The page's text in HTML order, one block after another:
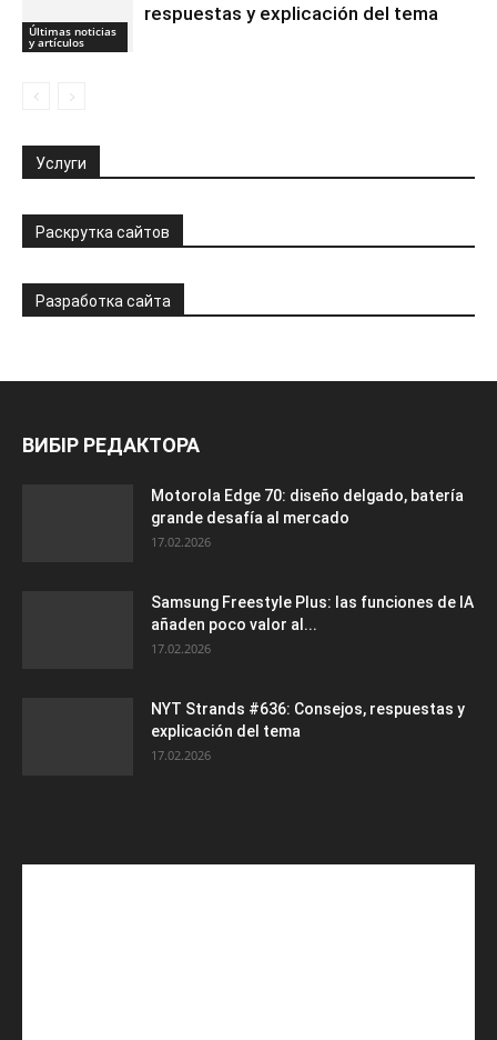
Últimas noticias
y artículos
respuestas y explicación del tema
Услуги
Раскрутка сайтов
Разработка сайта
ВИБІР РЕДАКТОРА
Motorola Edge 70: diseño delgado, batería
grande desafía al mercado
17.02.2026
Samsung Freestyle Plus: las funciones de IA
añaden poco valor al...
17.02.2026
NYT Strands #636: Consejos, respuestas y
explicación del tema
17.02.2026